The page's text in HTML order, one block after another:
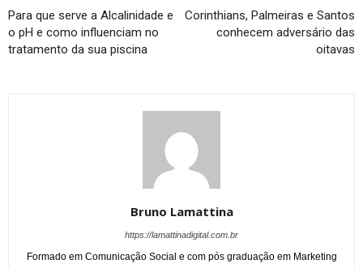
Para que serve a Alcalinidade e
o pH e como influenciam no
tratamento da sua piscina
Corinthians, Palmeiras e Santos
conhecem adversário das
oitavas
Bruno Lamattina
https://lamattinadigital.com.br
Formado em Comunicação Social e com pós graduação em Marketing